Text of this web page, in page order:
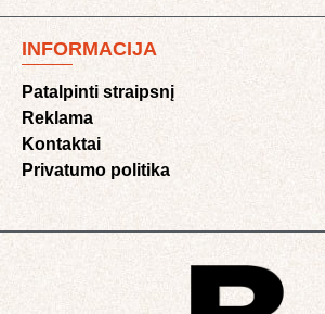
INFORMACIJA
Patalpinti straipsnį
Reklama
Kontaktai
Privatumo politika